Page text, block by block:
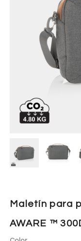
Maletín para
AWARE ™